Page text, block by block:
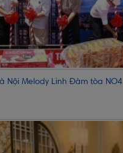
Nội Melody Linh Đàm tòa NO4